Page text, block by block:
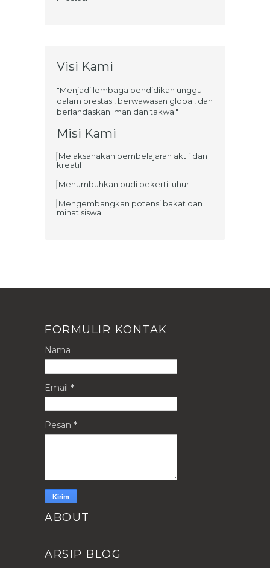
Visi Kami
"Menjadi lembaga pendidikan unggul
dalam prestasi, berwawasan global, dan
berlandaskan iman dan takwa."
Misi Kami
Melaksanakan pembelajaran aktif dan
kreatif.
Menumbuhkan budi pekerti luhur.
Mengembangkan potensi bakat dan
minat siswa.
FORMULIR KONTAK
Nama
Email *
Pesan *
ABOUT
ARSIP BLOG